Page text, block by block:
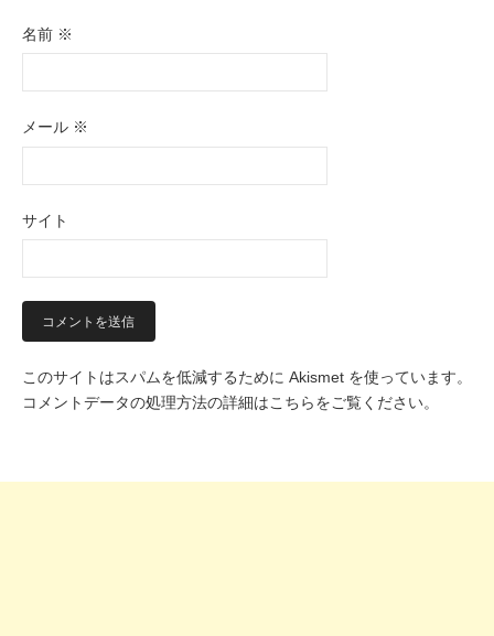
名前 ※
メール ※
サイト
このサイトはスパムを低減するために Akismet を使っています。
コメントデータの処理方法の詳細はこちらをご覧ください。